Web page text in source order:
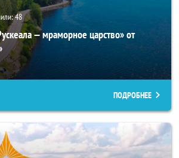
48
— мраморное царство» от
ПОДРОБНЕЕ